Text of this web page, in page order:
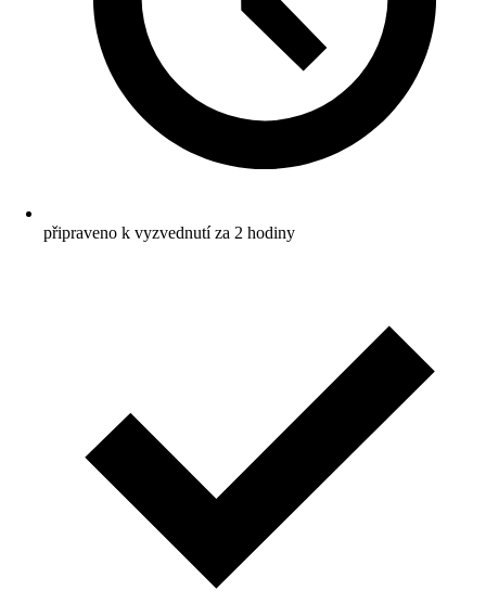
připraveno k vyzvednutí za 2 hodiny